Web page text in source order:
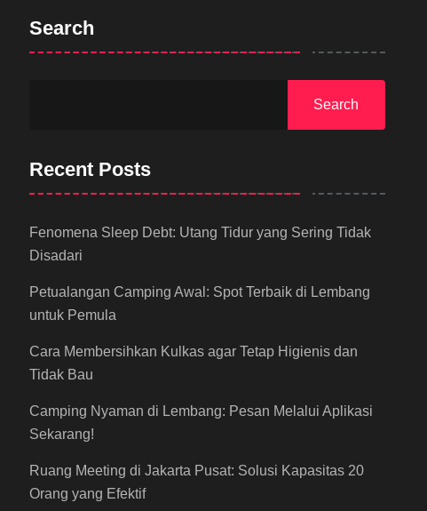
Search
Search
Recent Posts
Fenomena Sleep Debt: Utang Tidur yang Sering Tidak
Disadari
Petualangan Camping Awal: Spot Terbaik di Lembang
untuk Pemula
Cara Membersihkan Kulkas agar Tetap Higienis dan
Tidak Bau
Camping Nyaman di Lembang: Pesan Melalui Aplikasi
Sekarang!
Ruang Meeting di Jakarta Pusat: Solusi Kapasitas 20
Orang yang Efektif